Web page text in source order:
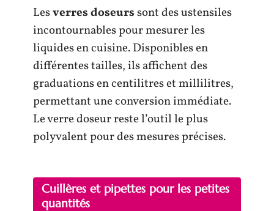
Lesverres doseurssont des ustensiles
incontournables pour mesurer les
liquides en cuisine. Disponibles en
différentes tailles, ils affichent des
graduations en centilitres et millilitres,
permettant une conversion immédiate.
Le verre doseur reste l’outil le plus
polyvalent pour des mesures précises.
Cuillères et pipettes pour les petites
quantités